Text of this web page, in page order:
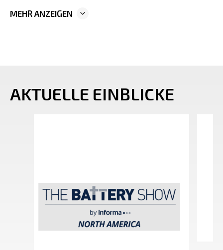
MEHR ANZEIGEN
AKTUELLE EINBLICKE